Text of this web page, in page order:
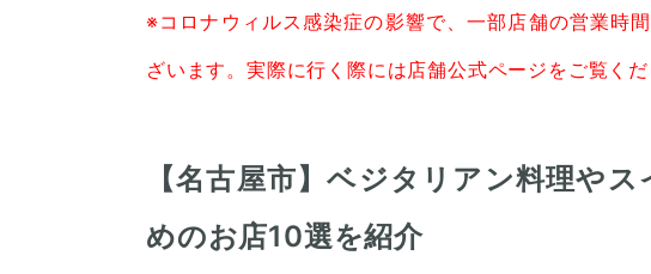
※コロナウィルス感染症の影響で、一部店舗の営業時
ざいます。実際に行く際には店舗公式ページをご覧くだ
【名古屋市】ベジタリアン料理や
めのお店10選を紹介